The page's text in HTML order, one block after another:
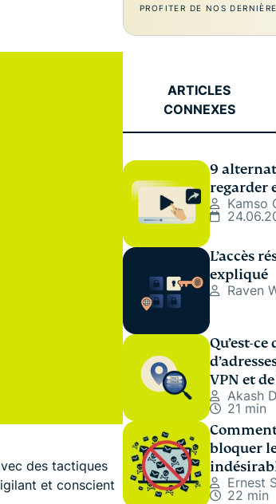
des tactiques
et conscient
PROFITER DE NOS
ARTICLES
CONNEXES
9
regarder
Kamso
L’accès
expliqué
Raven
Qu’est-ce
VPN et
Akash
21 min
bloquer
Ernest
22 min